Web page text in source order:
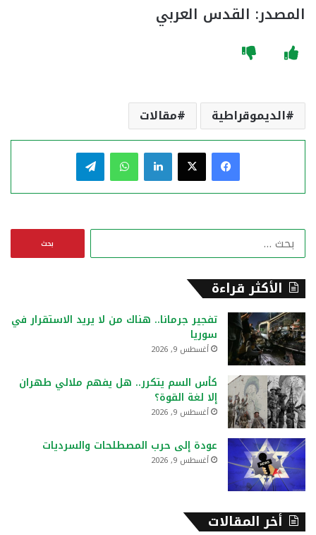
المصدر: القدس العربي
الديموقراطية مقالات
فيسبوك لينكدإن واتساب
ن
الأكثر قراءة
تفجير جرمانا.. هناك من لا يريد الاستقرار في
سوريا
أغسطس 9, 2026
كأس السم يتكرر.. هل يفهم ملالي طهران
إلا لغة القوة؟
أغسطس 9, 2026
عودة إلى حرب المصطلحات والسرديات
أغسطس 9, 2026
أخر المقالات